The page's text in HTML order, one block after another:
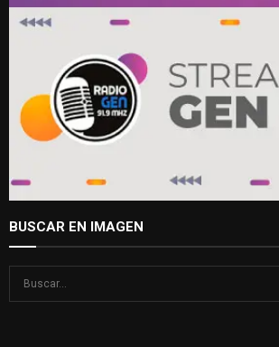
BUSCAR EN IMAGEN